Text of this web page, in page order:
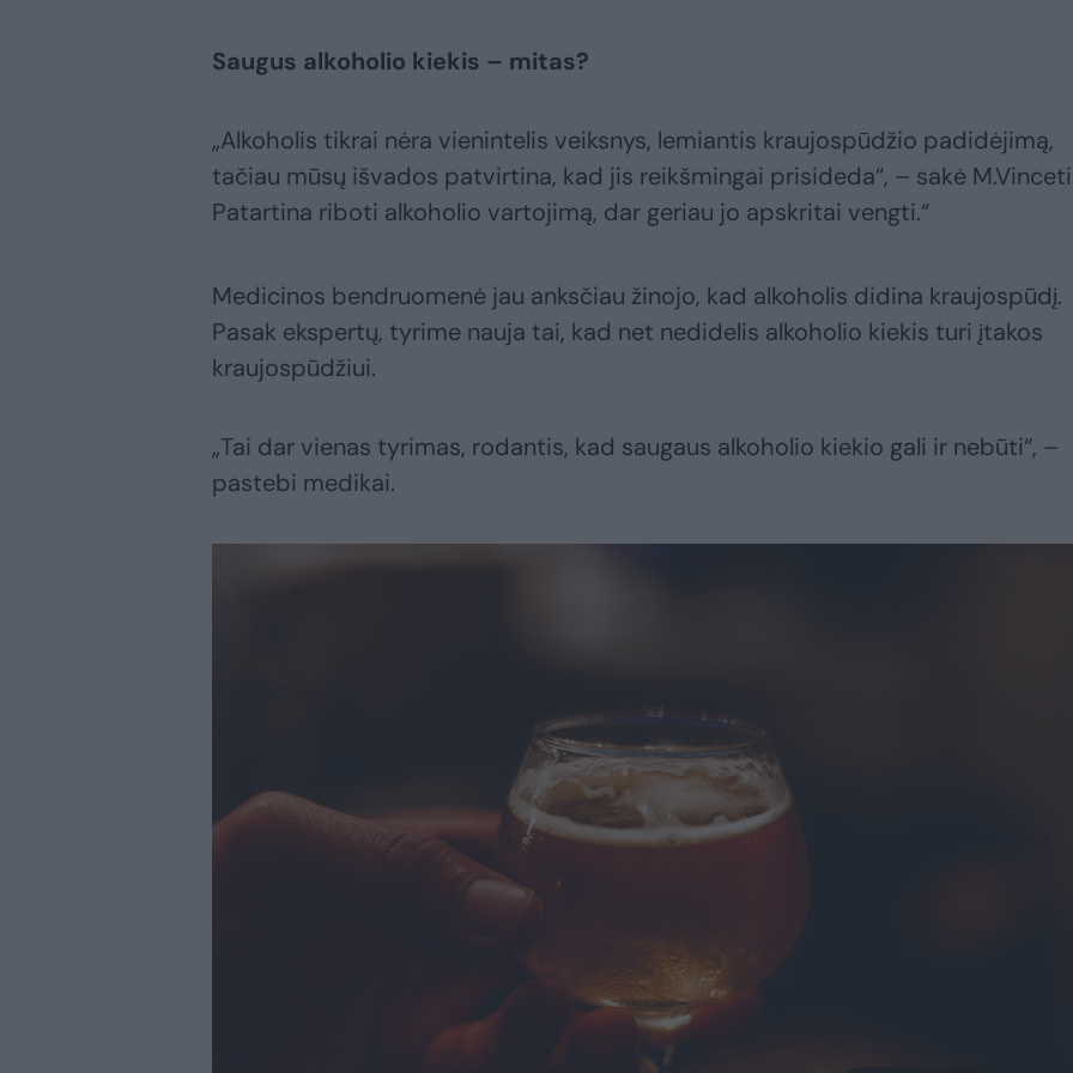
Saugus alkoholio kiekis – mitas?
„Alkoholis tikrai nėra vienintelis veiksnys, lemiantis kraujospūdžio padidėjimą,
tačiau mūsų išvados patvirtina, kad jis reikšmingai prisideda“, – sakė
Patartina riboti alkoholio vartojimą, dar geriau jo apskritai vengti.“
Medicinos bendruomenė jau anksčiau žinojo, kad alkoholis didina kraujospūdį.
Pasak ekspertų, tyrime nauja tai, kad net nedidelis alkoholio kiekis turi įtakos
kraujospūdžiui.
„Tai dar vienas tyrimas, rodantis, kad saugaus alkoholio kiekio gali ir nebūti“, –
pastebi medikai.